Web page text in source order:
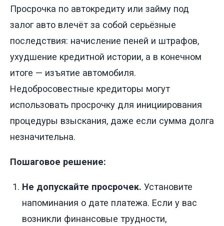
Просрочка по автокредиту или займу под
залог авто влечёт за собой серьёзные
последствия: начисление пеней и штрафов,
ухудшение кредитной истории, а в конечном
итоге — изъятие автомобиля.
Недобросовестные кредиторы могут
использовать просрочку для инициирования
процедуры взыскания, даже если сумма долга
незначительна.
Пошаговое решение:
Не допускайте просрочек. Установите
напоминания о дате платежа. Если у вас
возникли финансовые трудности,